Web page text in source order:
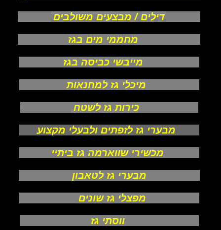
דילים / מבצעים משולבים
מחממי מים בגז
מייבשי כביסה בגז
מיכלי גז למחנאות
כירות גז לשטח
מבערי גז לזפתים ולבעלי מקצוע
מכשירי שווארמה גז ביתיי
מבערי גז לטאבון
מפצלי גז שונים
ווסתי גז